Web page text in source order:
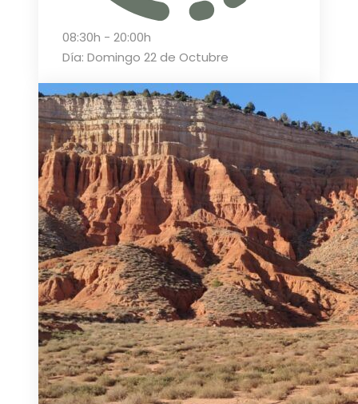
08:30h - 20:00h
Día: Domingo 22 de Octubre